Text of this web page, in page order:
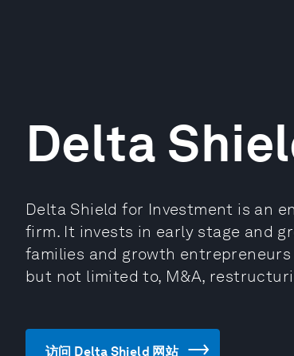
Delta
Delta Shield for Investment is an
firm. It invests in early stage and
families and growth
but not limited to, M&A,
访问 Delta Shield 网站